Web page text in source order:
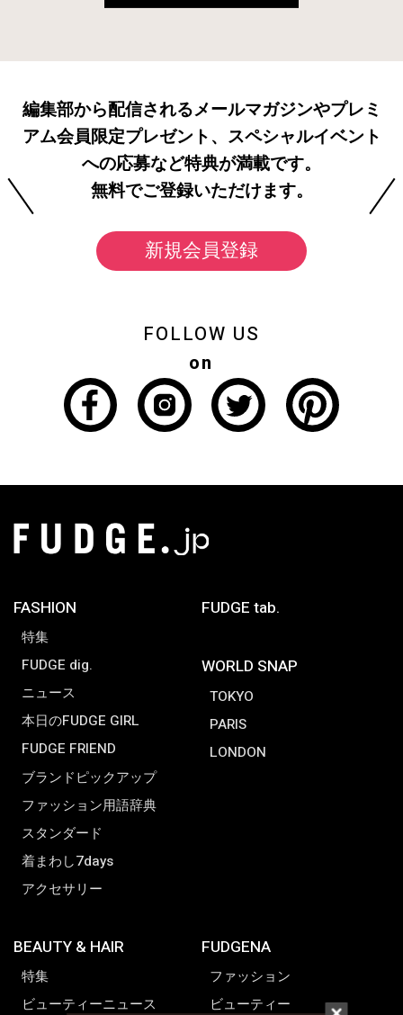
編集部から配信されるメールマガジンやプレミ
アム会員限定プレゼント、スペシャルイベント
への応募など特典が満載です。
無料でご登録いただけます。
新規会員登録
FOLLOW US
on
FASHION
特集
FUDGE dig.
ニュース
本日のFUDGE GIRL
FUDGE FRIEND
ブランドピックアップ
ファッション用語辞典
スタンダード
着まわし7days
アクセサリー
FUDGE tab.
WORLD SNAP
TOKYO
PARIS
LONDON
BEAUTY & HAIR
特集
ビューティーニュース
FUDGENA
ファッション
ビューティー